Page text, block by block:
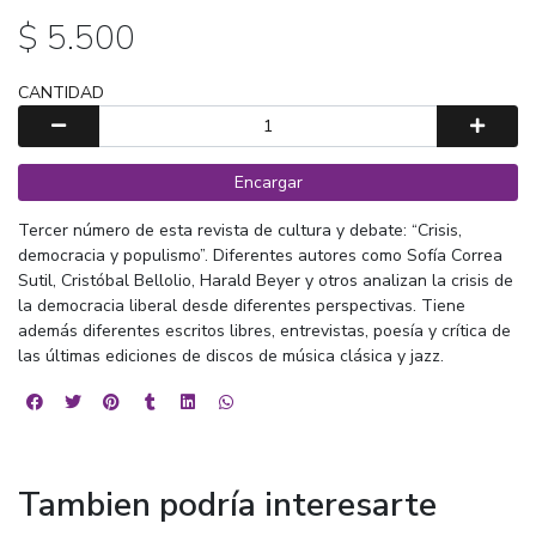
$ 5.500
CANTIDAD
Encargar
Tercer número de esta revista de cultura y debate: “Crisis,
democracia y populismo”. Diferentes autores como Sofía Correa
Sutil, Cristóbal Bellolio, Harald Beyer y otros analizan la crisis de
la democracia liberal desde diferentes perspectivas. Tiene
además diferentes escritos libres, entrevistas, poesía y crítica de
las últimas ediciones de discos de música clásica y jazz.
Tambien podría interesarte